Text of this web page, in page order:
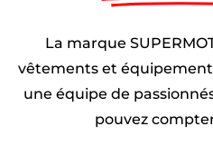
La marque
vêtements et
une équipe de
pouvez